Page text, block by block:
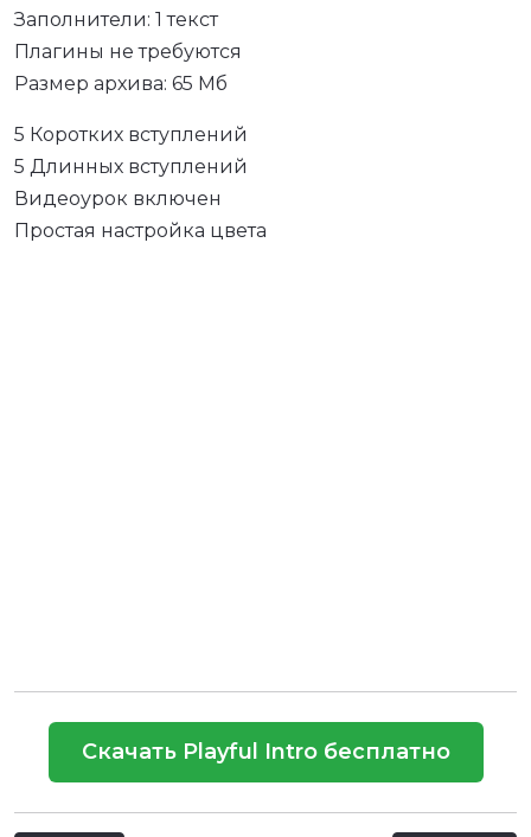
Заполнители: 1 текст
Плагины не требуются
Размер архива: 65 Мб
5 Коротких вступлений
5 Длинных вступлений
Видеоурок включен
Простая настройка цвета
Скачать Playful Intro бесплатно